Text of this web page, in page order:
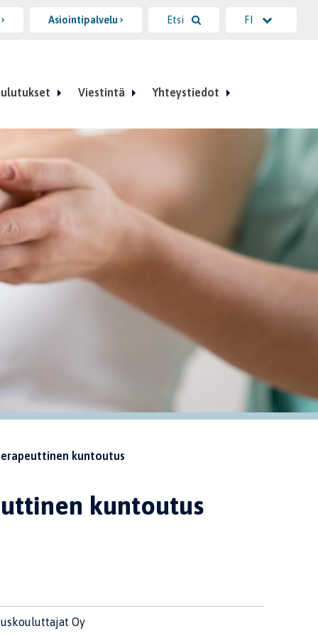
Asiointipalvelu Etsi FI
Viestintä Yhteystiedot
kuntoutus
kuntoutus
Oy